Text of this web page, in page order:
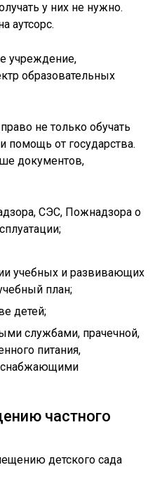
у них не нужно.
аутсорс.
учреждение,
образовательных
не только обучать
помощь от государства.
документов,
СЭС, Пожнадзора о
учебных и развивающих
план;
детей;
службами, прачечной,
питания,
частного
детского сада